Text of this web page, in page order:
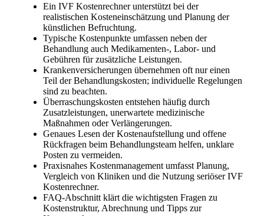
Ein IVF Kostenrechner unterstützt bei der
realistischen Kosteneinschätzung und Planung der
künstlichen Befruchtung.
Typische Kostenpunkte umfassen neben der
Behandlung auch Medikamenten-, Labor- und
Gebühren für zusätzliche Leistungen.
Krankenversicherungen übernehmen oft nur einen
Teil der Behandlungskosten; individuelle Regelungen
sind zu beachten.
Überraschungskosten entstehen häufig durch
Zusatzleistungen, unerwartete medizinische
Maßnahmen oder Verlängerungen.
Genaues Lesen der Kostenaufstellung und offene
Rückfragen beim Behandlungsteam helfen, unklare
Posten zu vermeiden.
Praxisnahes Kostenmanagement umfasst Planung,
Vergleich von Kliniken und die Nutzung seriöser IVF
Kostenrechner.
FAQ-Abschnitt klärt die wichtigsten Fragen zu
Kostenstruktur, Abrechnung und Tipps zur